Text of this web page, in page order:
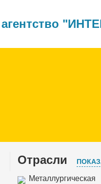
агентство
Отрасли
Металлургическая